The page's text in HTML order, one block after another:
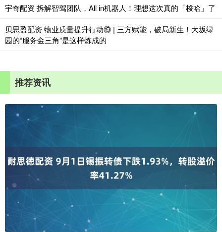
宇奇配资 拆解智驾团队，All in机器人！理想这次真的「梭哈」了
贝思盈配资 物业质量提升行动⑲ | 三方赋能，破局新生！大坂绿
园的“服务金三角”是这样炼成的
推荐资讯